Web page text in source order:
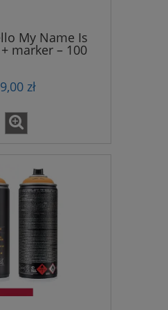
My Name Is
marker – 100
zł